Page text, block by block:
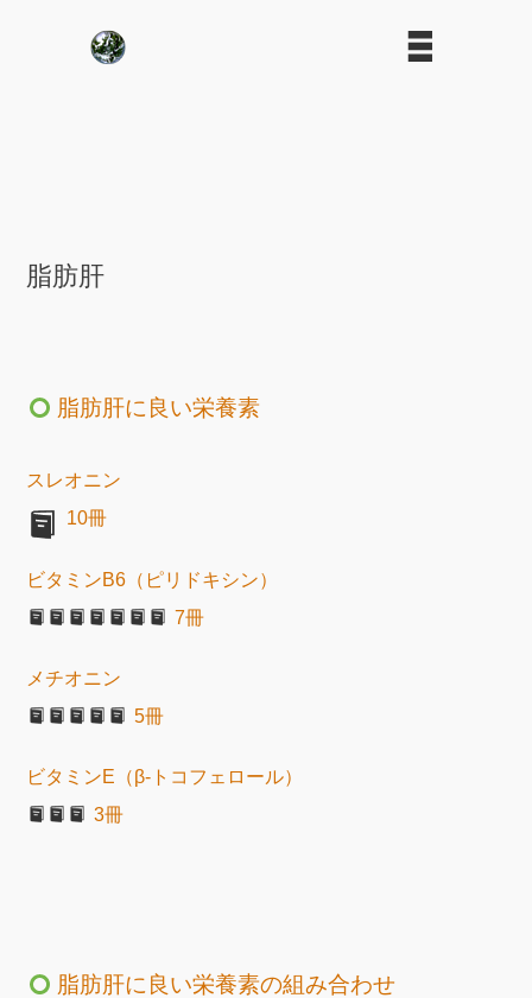
脂肪肝
脂肪肝に良い栄養素
スレオニン
10冊
ビタミンB6（ピリドキシン）
7冊
メチオニン
5冊
ビタミンE（β-トコフェロール）
3冊
脂肪肝に良い栄養素の組み合わせ